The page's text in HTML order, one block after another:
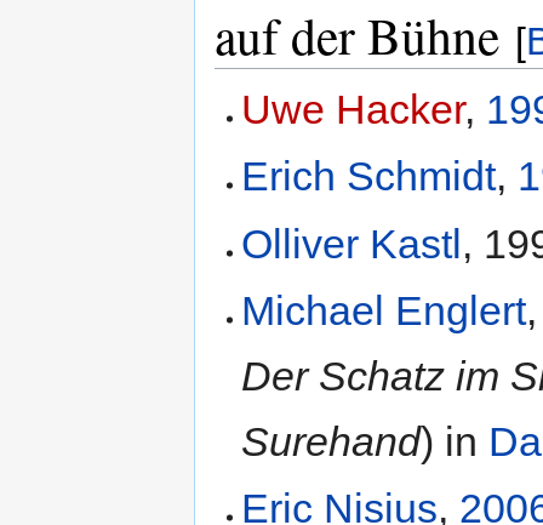
auf der Bühne [
Uwe Hacker,
Erich Schmidt,
Olliver Kastl,
Michael Englert
Der Schatz im
Surehand) in
Eric Nisius,